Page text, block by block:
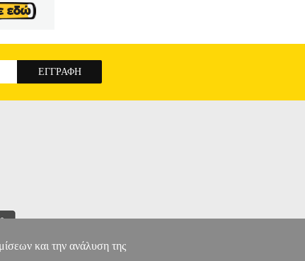
και την ανάλυση της